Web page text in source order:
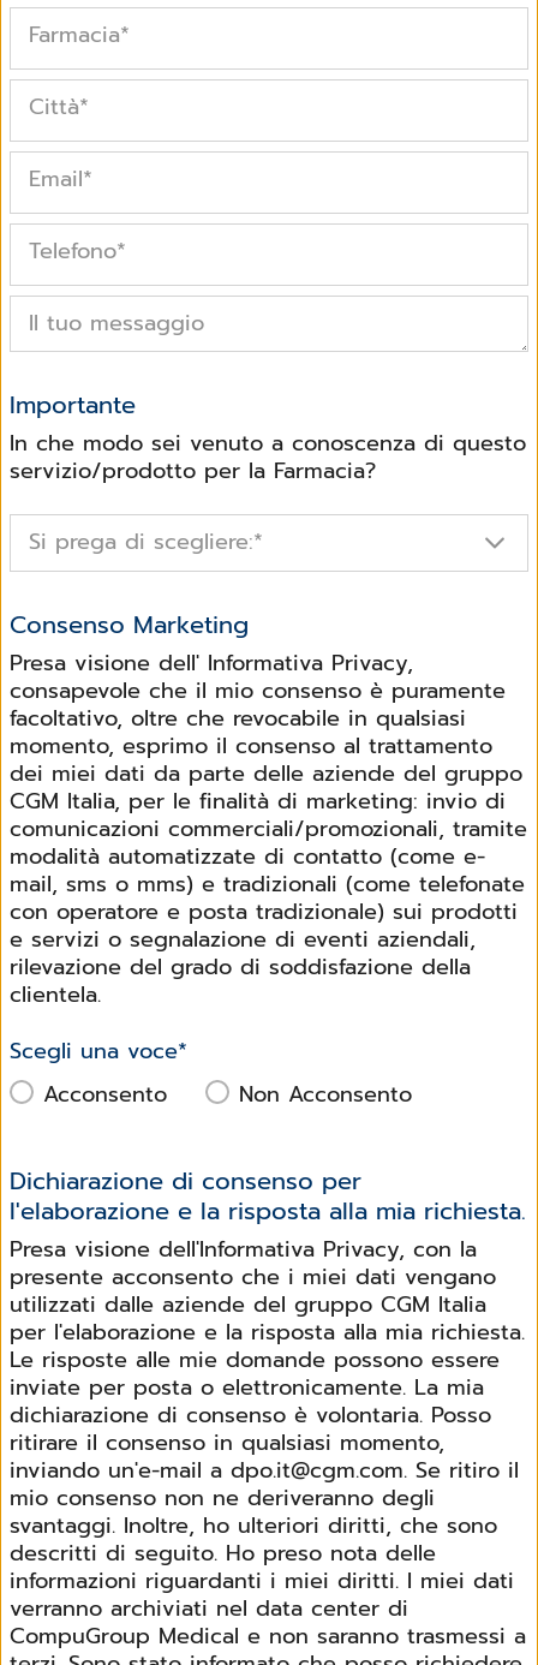
Farmacia*
Città*
Email*
Telefono*
Il tuo messaggio
Importante
In che modo sei venuto a conoscenza di questo
servizio/prodotto per la Farmacia?
Si prega di scegliere:*
Consenso Marketing
Presa visione dell' Informativa Privacy,
consapevole che il mio consenso è puramente
facoltativo, oltre che revocabile in qualsiasi
momento, esprimo il consenso al trattamento
dei miei dati da parte delle aziende del gruppo
CGM Italia, per le finalità di marketing: invio di
comunicazioni commerciali/promozionali, tramite
modalità automatizzate di contatto (come e-
mail, sms o mms) e tradizionali (come telefonate
con operatore e posta tradizionale) sui prodotti
e servizi o segnalazione di eventi aziendali,
rilevazione del grado di soddisfazione della
clientela.
Scegli una voce*
Acconsento
Non Acconsento
Dichiarazione di consenso per
l'elaborazione e la risposta alla mia richiesta.
Presa visione dell'Informativa Privacy, con la
presente acconsento che i miei dati vengano
utilizzati dalle aziende del gruppo CGM Italia
per l'elaborazione e la risposta alla mia richiesta.
Le risposte alle mie domande possono essere
inviate per posta o elettronicamente. La mia
dichiarazione di consenso è volontaria. Posso
ritirare il consenso in qualsiasi momento,
inviando un'e-mail a dpo.it@cgm.com. Se ritiro il
mio consenso non ne deriveranno degli
svantaggi. Inoltre, ho ulteriori diritti, che sono
descritti di seguito. Ho preso nota delle
informazioni riguardanti i miei diritti. I miei dati
verranno archiviati nel data center di
CompuGroup Medical e non saranno trasmessi a